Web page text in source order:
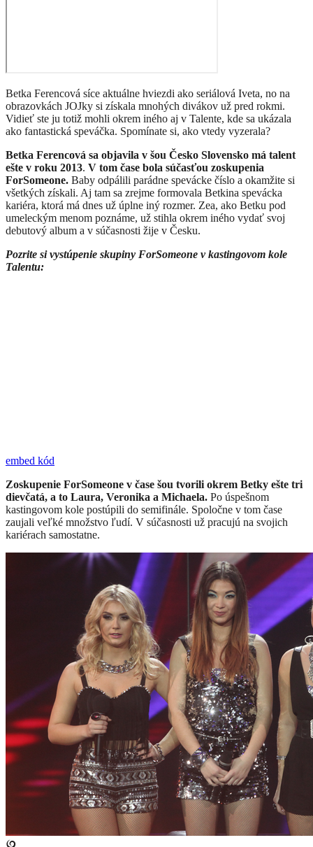
Betka Ferencová síce aktuálne hviezdi ako seriálová Iveta, no na
obrazovkách JOJky si získala mnohých divákov už pred rokmi.
Vidieť ste ju totiž mohli okrem iného aj v Talente, kde sa ukázala
ako fantastická speváčka. Spomínate si, ako vtedy vyzerala?
Betka Ferencová sa objavila v šou Česko Slovensko má talent
ešte v roku 2013. V tom čase bola súčasťou zoskupenia
ForSomeone. Baby odpálili parádne spevácke číslo a okamžite si
všetkých získali. Aj tam sa zrejme formovala Betkina spevácka
kariéra, ktorá má dnes už úplne iný rozmer. Zea, ako Betku pod
umeleckým menom poznáme, už stihla okrem iného vydať svoj
debutový album a v súčasnosti žije v Česku.
Pozrite si vystúpenie skupiny ForSomeone v kastingovom kole
Talentu:
embed kód
Zoskupenie ForSomeone v čase šou tvorili okrem Betky ešte tri
dievčatá, a to Laura, Veronika a Michaela. Po úspešnom
kastingovom kole postúpili do semifinále. Spoločne v tom čase
zaujali veľké množstvo ľudí. V súčasnosti už pracujú na svojich
kariérach samostatne.